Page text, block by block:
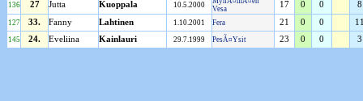
136 27 Jutta Kuoppala 10.5.2000
Vesa
17 0 0 8
127 33. Fanny Lahtinen 1.10.2001 Fera 21 0 0
145 24. Eveliina Kainlauri 29.7.1999 PesÃ¤Ysit 23 0 0 3